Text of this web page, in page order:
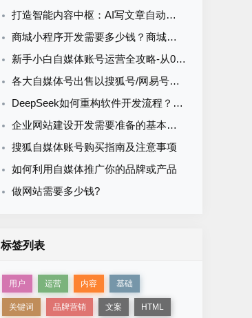
打造智能内容中枢：AI写文章自动发布系统的定制开发
商城小程序开发需要多少钱？商城小程序开发收费标准
新手小白自媒体账号运营全攻略-从0到1打造购买自媒体账号网易搜索知乎百家号
各大自媒体号出售以搜狐号/网易号为核心的流量与排名解析
DeepSeek如何重构软件开发流程？AI驱动优化的5大实战场景解析
企业网站建设开发需要准备的基本资料
搜狐自媒体账号购买指南及注意事项
如何利用自媒体推广你的品牌或产品
做网站需要多少钱?
标签列表
用户 运营 内容 基础
关键词 品牌营销 文案 HTML